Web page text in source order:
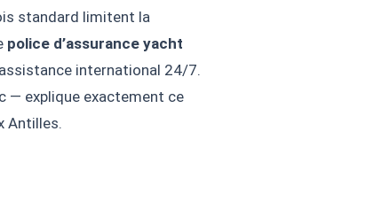
standard limitent la
police d’assurance yacht
international 24/7.
— explique exactement ce
Antilles.